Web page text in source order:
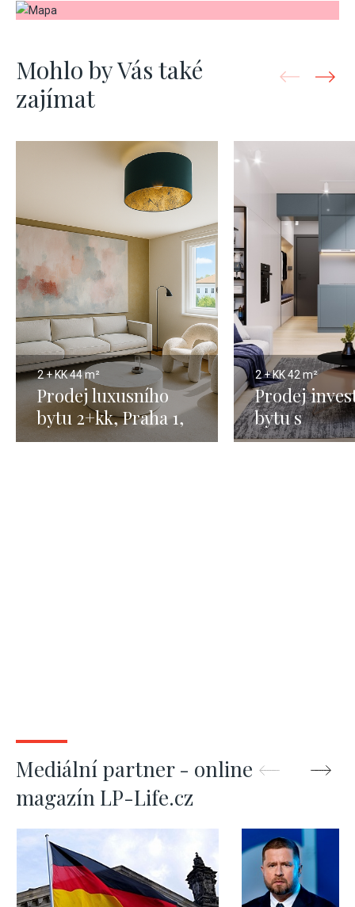
Mohlo by Vás také
zajímat
2 + KK44 m²
Prodej luxusního
bytu 2+kk, Praha 1,
Staré město – 44,3m²
2 + KK42 m²
Prodej
bytu s
Mediální partner - online
magazín LP-Life.cz